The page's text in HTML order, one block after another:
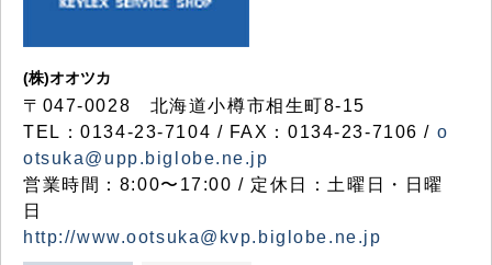
(株)オオツカ
〒047-0028 北海道小樽市相生町8-15
TEL：0134-23-7104 / FAX：0134-23-7106 / o
otsuka@upp.biglobe.ne.jp
営業時間：8:00〜17:00 / 定休日：土曜日・日曜
日
http://www.ootsuka@kvp.biglobe.ne.jp